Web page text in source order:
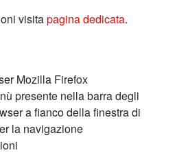
visitapagina dedicata.
Mozilla Firefox
presente nella barra degli
a fianco della finestra di
la navigazione